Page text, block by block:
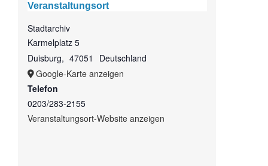
Veranstaltungsort
Stadtarchiv
Karmelplatz 5
Duisburg, 47051
Deutschland
Google-Karte anzeigen
Telefon
0203/283-2155
Veranstaltungsort-Website anzeigen